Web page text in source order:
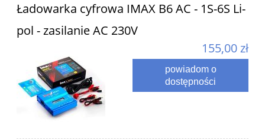
Ładowarka cyfrowa IMAX B6 AC - 1S-6S Li-
pol - zasilanie AC 230V
155,00 zł
powiadom o
dostępności